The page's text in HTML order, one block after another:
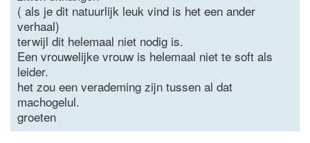
( als je dit natuurlijk leuk vind is het een ander
verhaal)
terwijl dit helemaal niet nodig is.
Een vrouwelijke vrouw is helemaal niet te soft als
leider.
het zou een verademing zijn tussen al dat
machogelul.
groeten